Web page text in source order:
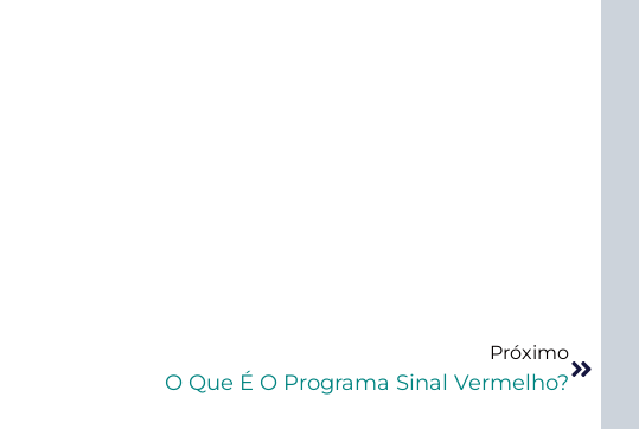
Próximo
O Que É O Programa Sinal Vermelho?